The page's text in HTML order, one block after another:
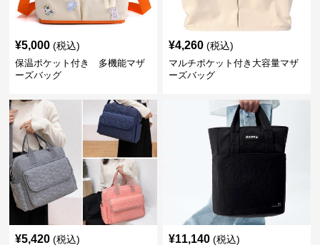
¥5,000 (税込)
保温ポケット付き 多機能マザ
ーズバッグ
¥4,260 (税込)
マルチポケット付き大容量マザ
ーズバッグ
¥5,420 (税込) ¥11,140 (税込)